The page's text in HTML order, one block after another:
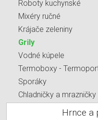
Roboty kuchynské
Mixéry ručné
Krájače zeleniny
Grily
Vodné kúpele
Termoboxy -
Sporáky
Chladničky a mrazničky
Hrnce a